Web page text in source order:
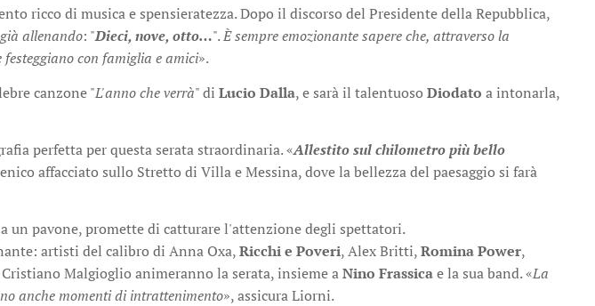
ricco di musica e spensieratezza. Dopo il discorso del Presidente della Repubblica,
allenando: "Dieci, nove, otto…".È sempre emozionante sapere che, attraverso la
festeggiano con famiglia e amici».
canzone "L'anno che verrà" di Lucio Dalla, e sarà il talentuoso Diodato a intonarla,
perfetta per questa serata straordinaria. «Allestito sul chilometro più bello
affacciato sullo Stretto di Villa e Messina, dove la bellezza del paesaggio si farà
un pavone, promette di catturare l'attenzione degli spettatori.
artisti del calibro di Anna Oxa,Ricchi e Poveri, Alex Britti,Romina Power,
Malgioglio animeranno la serata, insieme aNino Frassicae la sua band. «La
anche momenti di intrattenimento», assicura Liorni.